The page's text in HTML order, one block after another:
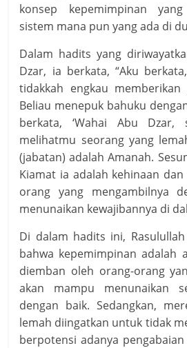
konsep kepemimpinan
sistem mana pun yang ada di
Dalam hadits yang
Dzar, ia berkata, “Aku
tidakkah engkau memberikan
Beliau menepuk bahuku
berkata, ‘Wahai Abu Dzar,
melihatmu seorang yang
(jabatan) adalah Amanah.
Kiamat ia adalah kehinaan
orang yang mengambilnya
menunaikan kewajibannya di
Di dalam hadits ini,
bahwa kepemimpinan adalah
diemban oleh orang-orang
akan mampu menunaikan
dengan baik. Sedangkan,
lemah diingatkan untuk tidak
berpotensi adanya